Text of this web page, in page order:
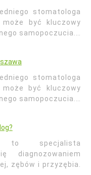
stomatologa
być kluczowy
samopoczucia.…
stomatologa
może być kluczowy
samopoczucia.…
to specjalista
diagnozowaniem
zębów i przyzębia.